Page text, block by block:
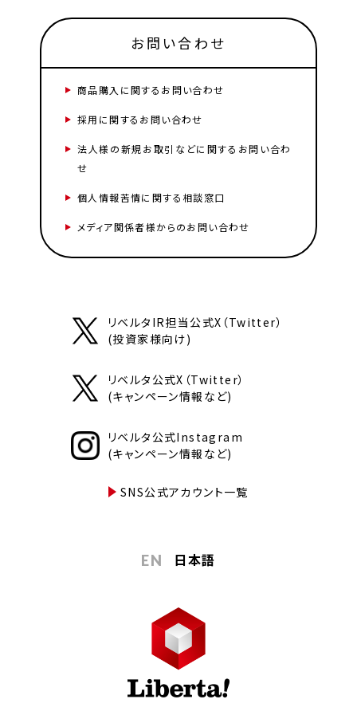
お問い合わせ
商品購入に関するお問い合わせ
採用に関するお問い合わせ
法人様の新規お取引などに関するお問い合わ
せ
個人情報苦情に関する相談窓口
メディア関係者様からのお問い合わせ
リベルタIR担当公式X（Twitter）
(投資家様向け)
リベルタ公式X（Twitter）
(キャンペーン情報など)
リベルタ公式Instagram
(キャンペーン情報など)
SNS公式アカウント一覧
EN 日本語